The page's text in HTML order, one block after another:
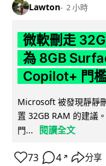
Lawton 2 小時
微軟刪走
為 8GB
Copilot+ 門
Microsoft 被發現靜靜
置 32GB RAM 的建議
門...
閱讀全文
73 4 ↗ 分享